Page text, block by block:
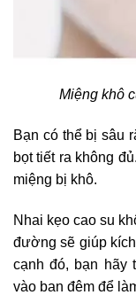
Miệng khô
Bạn có thể bị sâu
bọt tiết ra không
miệng bị khô.
Nhai kẹo cao su
đường sẽ giúp
cạnh đó, bạn hãy
vào ban đêm để